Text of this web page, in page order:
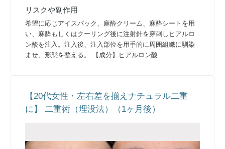
リスクや副作用
希望に応じアイスパック、麻酔クリーム、麻酔シートを用
い、麻酔もしくはクーリング後に注射針を穿刺しヒアルロ
ン酸を注入。注入後、注入部位を用手的に周囲組織に馴染
ませ、形態を整える。 【成分】ヒアルロン酸
【20代女性・左右差を揃えナチュラル二重
に】 二重術（埋没法）（1ヶ月後）